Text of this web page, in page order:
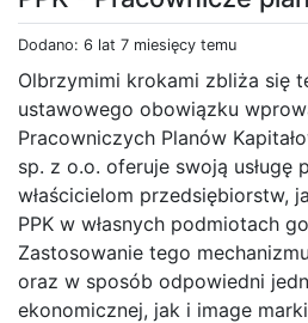
Dodano: 6 lat 7 miesięcy temu
Olbrzymimi krokami zbliża się
ustawowego obowiązku
Pracowniczych Planów
sp. z o.o. oferuje swoją usługę
właścicielom przedsiębiorstw,
PPK w własnych podmiotach
Zastosowanie tego
oraz w sposób odpowiedni
ekonomicznej, jak i image